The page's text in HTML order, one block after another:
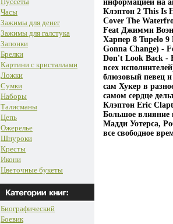
Часы
Зажимы для денег
Зажимы для галстука
Запонки
Брелки
Картини с кристаллами
Ложки
Сумки
Наборы
Талисманы
Цепь
Ожерелье
Шнуроки
Кресты
Икони
Цветочные букеты
Биографический
Боевик
информацией на
Клэптон 2 This Is
Cover The
Feat Джимми
Харпер 8 Tupelo 9
Gonna Change) -
Don't Look Back -
всех
блюзовый певец и
сам Хукер в
самом сердце
Клэптон Eric
Большое влияние
Мадди Уотерса,
все свободное